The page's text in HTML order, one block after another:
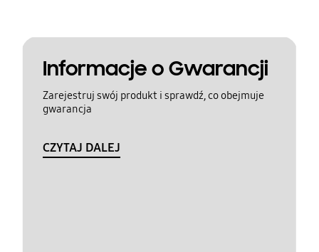
Informacje o Gwarancji
Zarejestruj swój produkt i sprawdź, co obejmuje
gwarancja
CZYTAJ DALEJ